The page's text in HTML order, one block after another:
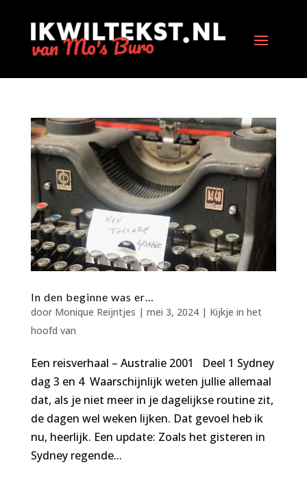
In den beginne was er…
door Monique Reijntjes | mei 3, 2024| Kijkje in het
hoofd van
Een reisverhaal – Australie 2001 Deel 1 Sydney
dag 3 en 4 Waarschijnlijk weten jullie allemaal
dat, als je niet meer in je dagelijkse routine zit,
de dagen wel weken lijken. Dat gevoel heb ik
nu, heerlijk. Een update: Zoals het gisteren in
Sydney regende...